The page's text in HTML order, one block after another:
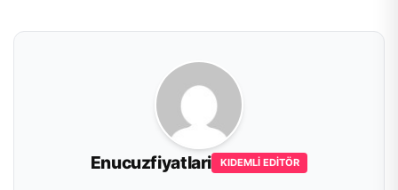
Enucuzfiyatlari KIDEMLI EDITÖR